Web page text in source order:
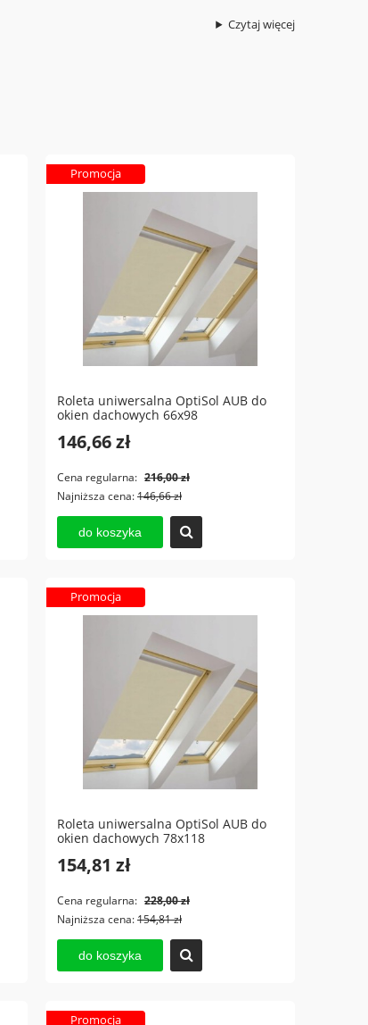
Żaluzja wewnętrzna FAKRO AJP do
Czytaj więcej
Roleta uniwersalna OptiSol AUB do
okien dachowych 66x98
146,66 zł
Cena regularna: 216,00 zł
Najniższa cena:146,66 zł
do koszyka
Promocja
Roleta uniwersalna OptiSol AUB do
okien dachowych 78x118
154,81 zł
Cena regularna: 228,00 zł
Najniższa cena:154,81 zł
do koszyka
Promocja
Promocja